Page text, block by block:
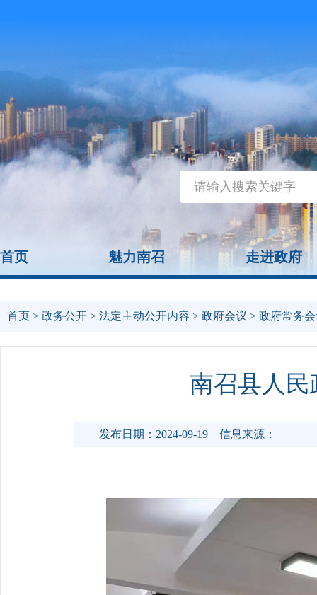
首页 魅力南召 走进政府
首页 > 政务公开 > 法定主动公开内容 > 政府会议 > 政府常务
南召县人民
发布日期：2024-09-19 信息来源：